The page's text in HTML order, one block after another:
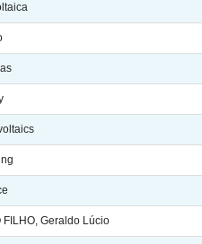
FILHO, Geraldo Lúcio